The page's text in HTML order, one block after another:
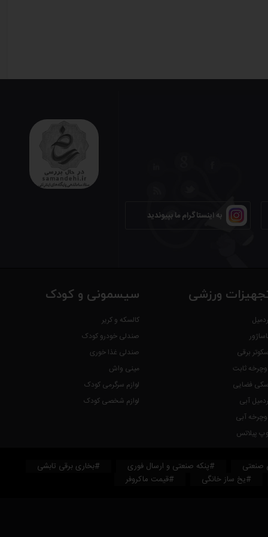
به اینستاگرام ما بپیوندید
ورزشی
برقی
ثابت
فضایی
آبی
آبی
پیلاتس
سیسمونی و کودک
کالسکه و کریر
صندلی خودرو کودک
صندلی غذا خوری
مینی واش
لوازم سرگرمی کودک
لوازم شخصی کودک
صنعتی #پنکه صنعتی و ارسال فوری
#بخاری برقی تابشی
#یخ ساز خانگی
#قیمت ماکروفر